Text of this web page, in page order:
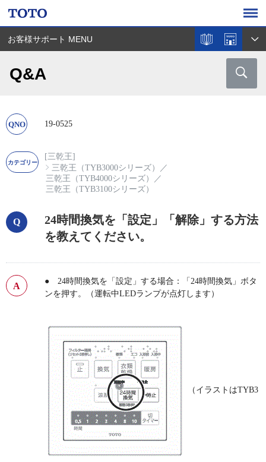
お客様サポート MENU
Q&A
19-0525
[三乾王]
三乾王（TYB3000シリーズ）
／
三乾王（TYB4000シリーズ）
／
三乾王（TYB3100シリーズ）
24時間換気を「設定」「解除」する方法
を教えてください。
● 24時間換気を「設定」する場合：「24時間換気」ボタ
ンを押す。（運転中LEDランプが点灯します）
（イラストはTYB3